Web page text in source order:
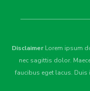
DisclaimerLorem ipsum
nec sagittis dolor.
faucibus eget lacus.